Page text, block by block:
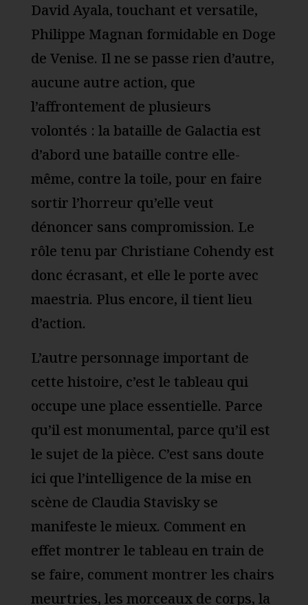
David Ayala, touchant et versatile,
Philippe Magnan formidable en Doge
de Venise. Il ne se passe rien d’autre,
aucune autre action, que
l’affrontement de plusieurs
volontés : la bataille de Galactia est
d’abord une bataille contre elle-
même, contre la toile, pour en faire
sortir l’horreur qu’elle veut
dénoncer sans compromission. Le
rôle tenu par Christiane Cohendy est
donc écrasant, et elle le porte avec
maestria. Plus encore, il tient lieu
d’action.
L’autre personnage important de
cette histoire, c’est le tableau qui
occupe une place essentielle. Parce
qu’il est monumental, parce qu’il est
le sujet de la pièce. C’est sans doute
ici que l’intelligence de la mise en
scène de Claudia Stavisky se
manifeste le mieux. Comment en
effet montrer le tableau en train de
se faire, comment montrer les chairs
meurtries, les morceaux de corps, la